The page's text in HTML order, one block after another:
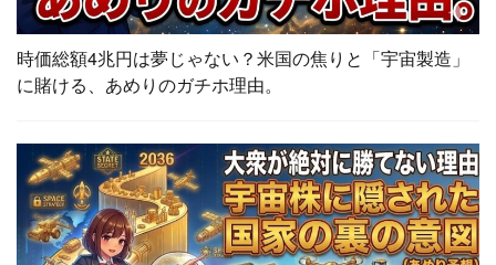
時価総額4兆円は夢じゃない？米国の焦りと「宇宙製造」
に賭ける、あめりのガチホ理由。